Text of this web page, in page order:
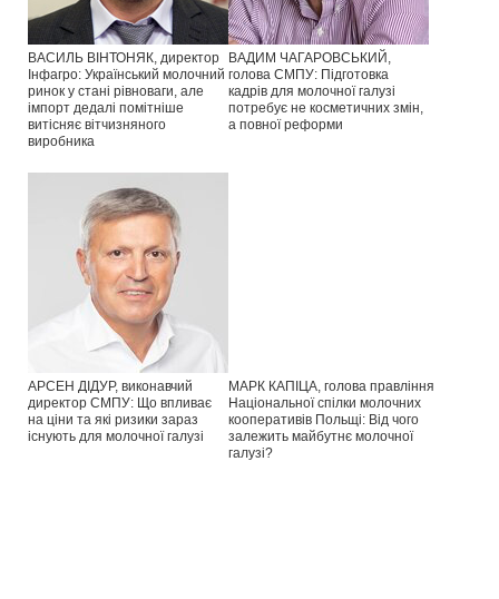
ВАСИЛЬ ВІНТОНЯК, директор
Інфагро: Український молочний
ринок у стані рівноваги, але
імпорт дедалі помітніше
витісняє вітчизняного
виробника
ВАДИМ ЧАГАРОВСЬКИЙ,
голова СМПУ: Підготовка
кадрів для молочної галузі
потребує не косметичних змін,
а повної реформи
АРСЕН ДІДУР, виконавчий
директор СМПУ: Що впливає
на ціни та які ризики зараз
існують для молочної галузі
МАРК КАПІЦА, голова правління
Національної спілки молочних
кооперативів Польщі: Від чого
залежить майбутнє молочної
галузі?